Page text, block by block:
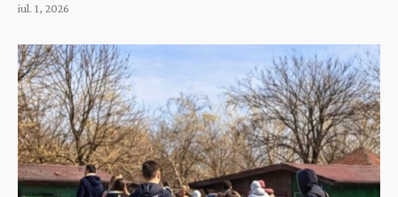
iul. 1, 2026